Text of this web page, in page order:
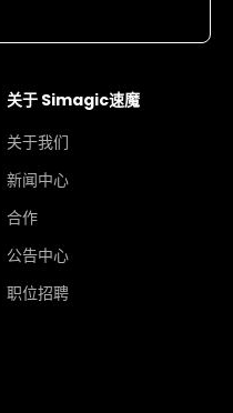
关于 Simagic速魔
关于我们
新闻中心
合作
公告中心
职位招聘